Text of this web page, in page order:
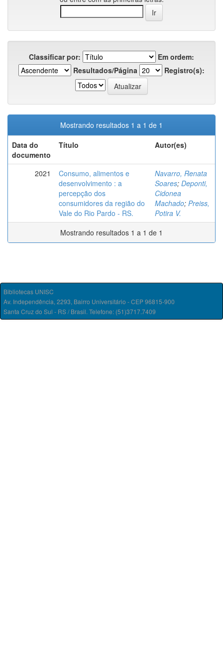
Classificar por:
Em ordem:
Resultados/Página
Registro(s):
Mostrando resultados 1 a 1 de 1
Data do
documento
Título Autor(es)
2021
Consumo, alimentos e
desenvolvimento : a
percepção dos
consumidores da região do
Vale do Rio Pardo - RS.
Navarro, Renata
Soares; Deponti,
Cidonea
Machado; Preiss,
Potira V.
Mostrando resultados 1 a 1 de 1
Bibliotecas UNISC
Av. Independência, 2293, Bairro Universitário - CEP 96815-900
Santa Cruz do Sul - RS / Brasil. Telefone: (51)3717.7409